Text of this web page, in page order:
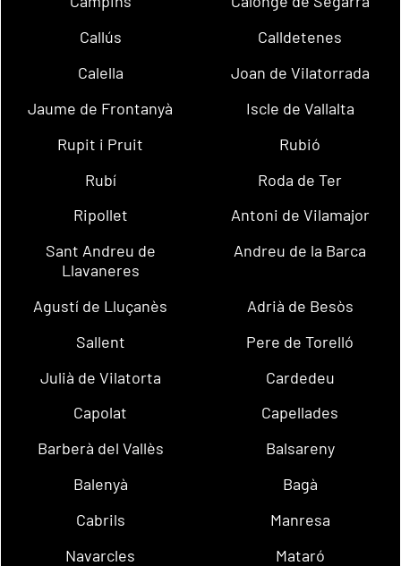
Callús
Calldetenes
Calella
Joan de Vilatorrada
Jaume de Frontanyà
Iscle de Vallalta
Rupit i Pruit
Rubió
Rubí
Roda de Ter
Ripollet
Antoni de Vilamajor
Sant Andreu de
Llavaneres
Andreu de la Barca
Agustí de Lluçanès
Adrià de Besòs
Sallent
Pere de Torelló
Julià de Vilatorta
Cardedeu
Capolat
Capellades
Barberà del Vallès
Balsareny
Balenyà
Bagà
Cabrils
Manresa
Navarcles
Mataró